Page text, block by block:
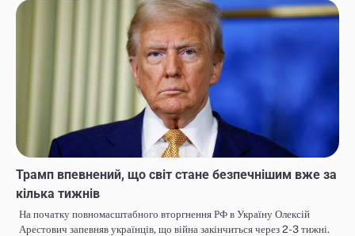
Трамп впевнений, що світ стане безпечнішим вже за
кілька тижнів
На початку повномасштабного вторгнення РФ в Україну Олексій
Арестович запевняв українців, що війна закінчиться через 2-3 тижні.